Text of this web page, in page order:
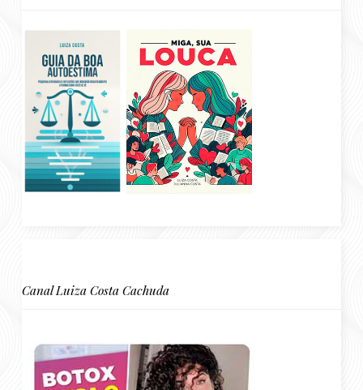
Canal Luiza Costa Cachuda